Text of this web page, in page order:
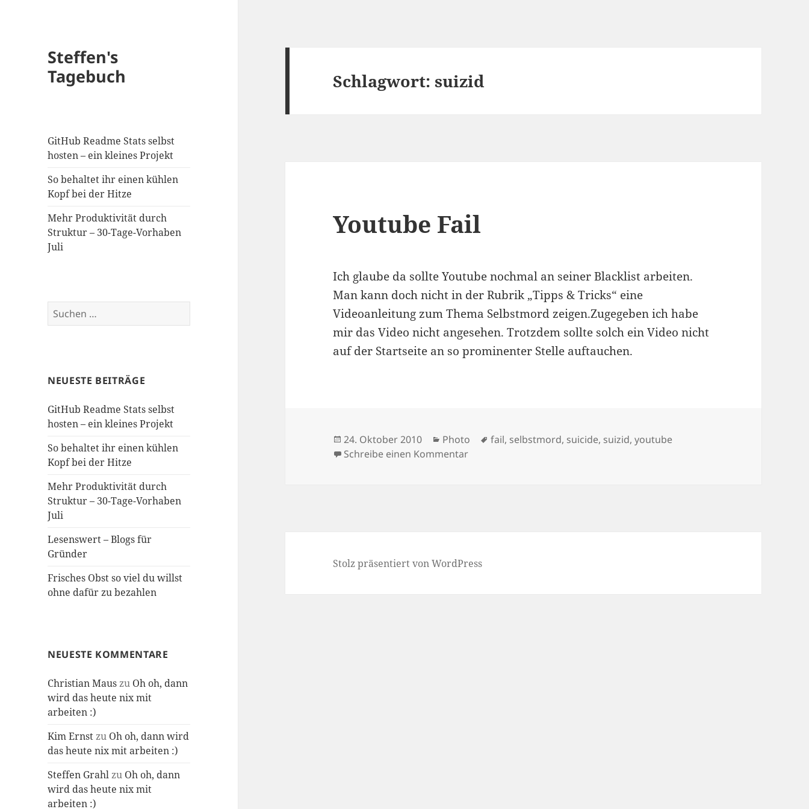
Steffen's
Tagebuch
GitHub Readme Stats selbst
hosten – ein kleines Projekt
So behaltet ihr einen kühlen
Kopf bei der Hitze
Mehr Produktivität durch
Struktur – 30-Tage-Vorhaben
Juli
Suchen
nach:
NEUESTE BEITRÄGE
GitHub Readme Stats selbst
hosten – ein kleines Projekt
So behaltet ihr einen kühlen
Kopf bei der Hitze
Mehr Produktivität durch
Struktur – 30-Tage-Vorhaben
Juli
Lesenswert – Blogs für
Gründer
Frisches Obst so viel du willst
ohne dafür zu bezahlen
NEUESTE KOMMENTARE
Christian Mauszu Oh oh, dann
wird das heute nix mit
arbeiten :)
Kim Ernstzu Oh oh, dann wird
das heute nix mit arbeiten :)
Steffen Grahlzu Oh oh, dann
wird das heute nix mit
arbeiten :)
Schlagwort:suizid
Youtube Fail
Ich glaube da sollte Youtube nochmal an seiner Blacklist arbeiten.
Man kann doch nicht in der Rubrik „Tipps & Tricks“ eine
Videoanleitung zum Thema Selbstmord zeigen.Zugegeben ich habe
mir das Video nicht angesehen. Trotzdem sollte solch ein Video nicht
auf der Startseite an so prominenter Stelle auftauchen.
Veröffentlicht
am
24. Oktober 2010 Kategorien
Photo Schlagwörter
fail, selbstmord, suicide, suizid,youtube
Schreibe einen Kommentarzu Youtube Fail
Stolz präsentiert von WordPress